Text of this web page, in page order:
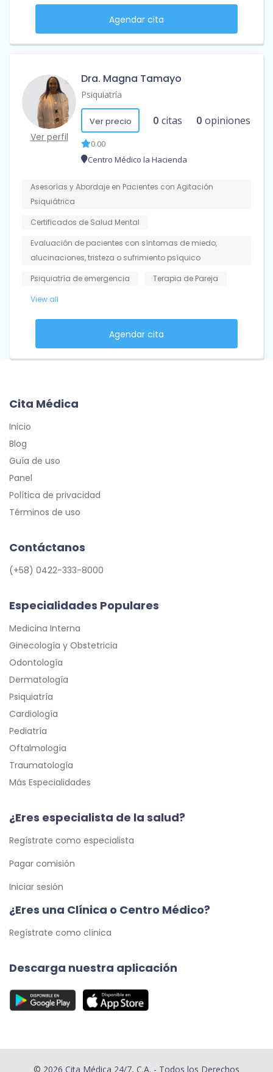
Agendar cita
Ver perfil
Dra. Magna Tamayo
Psiquiatría
Ver precio 0 citas 0 opiniones
0.00
Centro Médico la Hacienda
Asesorías y Abordaje en Pacientes con Agitación
Psiquiátrica
Certificados de Salud Mental
Evaluación de pacientes con síntomas de miedo,
alucinaciones, tristeza o sufrimiento psíquico
Psiquiatría de emergencia
Terapia de Pareja
View all
Agendar cita
Cita Médica
Inicio
Blog
Guía de uso
Panel
Política de privacidad
Términos de uso
Contáctanos
(+58) 0422-333-8000
Especialidades Populares
Medicina Interna
Ginecología y Obstetricia
Odontología
Dermatología
Psiquiatría
Cardiología
Pediatría
Oftalmología
Traumatología
Más Especialidades
¿Eres especialista de la salud?
Regístrate como especialista
Pagar comisión
Iniciar sesión
¿Eres una Clínica o Centro Médico?
Regístrate como clínica
Descarga nuestra aplicación
© 2026 Cita Médica 24/7, C.A. - Todos los Derechos